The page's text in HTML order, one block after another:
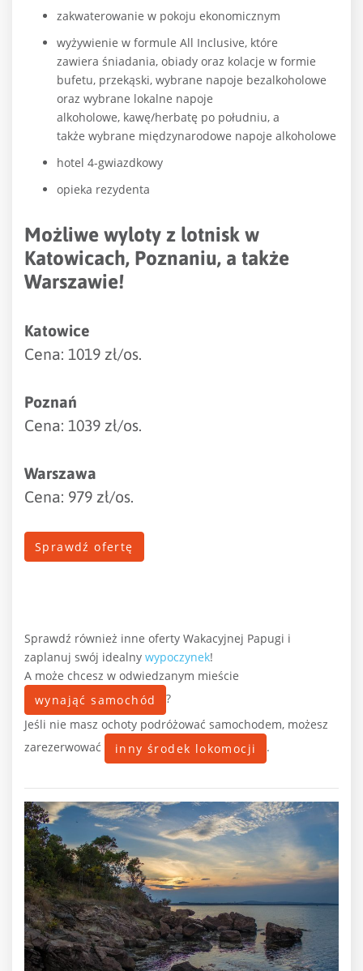
zakwaterowanie w pokoju ekonomicznym
wyżywienie w formule All Inclusive, które
zawiera śniadania, obiady oraz kolacje w formie
bufetu, przekąski, wybrane napoje bezalkoholowe
oraz wybrane lokalne napoje
alkoholowe, kawę/herbatę po południu, a
także wybrane międzynarodowe napoje alkoholowe
hotel 4-gwiazdkowy
opieka rezydenta
Możliwe wyloty z lotnisk w
Katowicach, Poznaniu, a także
Warszawie!
Katowice
Cena: 1019 zł/os.
Poznań
Cena: 1039 zł/os.
Warszawa
Cena: 979 zł/os.
Sprawdź ofertę
Sprawdź również inne oferty Wakacyjnej Papugi i
zaplanuj swój idealny wypoczynek!
A może chcesz w odwiedzanym mieście
wynająć samochód
?
Jeśli nie masz ochoty podróżować samochodem, możesz
zarezerwować
inny środek lokomocji .